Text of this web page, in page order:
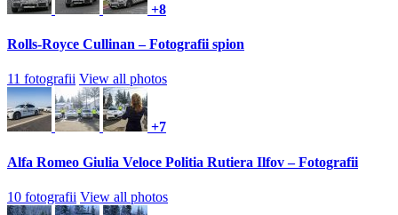
+8
Rolls-Royce Cullinan – Fotografii spion
11 fotografii View all photos
+7
Alfa Romeo Giulia Veloce Politia Rutiera Ilfov – Fotografii
10 fotografii View all photos